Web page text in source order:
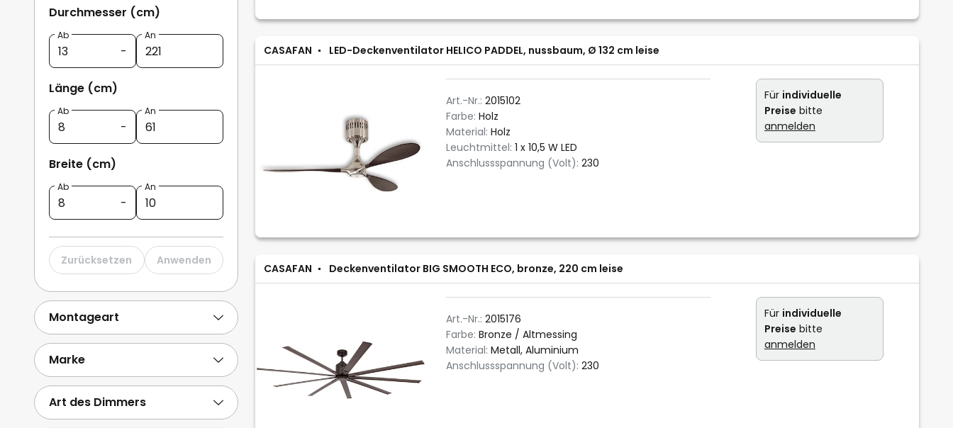
CASAFAN LED-Deckenventilator HELICO PADDEL, nussbaum, Ø 132 cm leise
Art.-Nr.: 2015102
Farbe: Holz
Material: Holz
Leuchtmittel: 1 x 10,5 W LED
Anschlussspannung (Volt): 230
Für individuelle
Preise bitte
anmelden
CASAFAN Deckenventilator BIG SMOOTH ECO, bronze, 220 cm leise
Art.-Nr.: 2015176
Farbe: Bronze / Altmessing
Material: Metall, Aluminium
Anschlussspannung (Volt): 230
Für individuelle
Preise bitte
anmelden
Durchmesser (cm)
Ab An
Länge (cm)
Ab An
Breite (cm)
Ab An
Zurücksetzen Anwenden
Montageart
Marke
Art des Dimmers